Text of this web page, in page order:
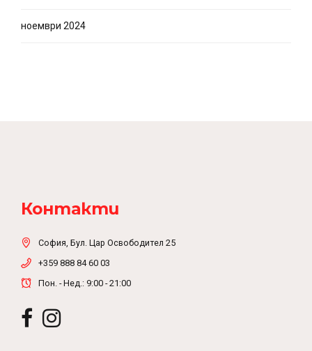
ноември 2024
Контакти
София, Бул. Цар Освободител 25
+359 888 84 60 03
Пон. - Нед.: 9:00 - 21:00